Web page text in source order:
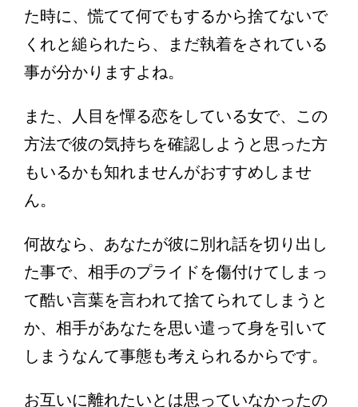
た時に、慌てて何でもするから捨てないで
くれと縋られたら、まだ執着をされている
事が分かりますよね。
また、人目を憚る恋をしている女で、この
方法で彼の気持ちを確認しようと思った方
もいるかも知れませんがおすすめしませ
ん。
何故なら、あなたが彼に別れ話を切り出し
た事で、相手のプライドを傷付けてしまっ
て酷い言葉を言われて捨てられてしまうと
か、相手があなたを思い遣って身を引いて
しまうなんて事態も考えられるからです。
お互いに離れたいとは思っていなかったの